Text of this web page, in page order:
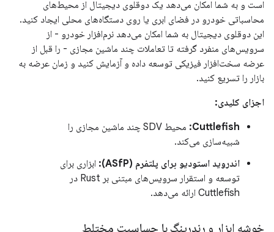
است و به شما امکان می‌دهد یک دوقلوی دیجیتال از محیط‌های
محاسباتی خودرو در فضای ابری یا روی دستگاه‌های محلی ایجاد کنید.
این دوقلوی دیجیتال به شما امکان می‌دهد نرم‌افزار خودرو - از
سرویس‌های منفرد گرفته تا تعاملات چند ماشین مجازی - را قبل از
عرضه سخت‌افزار فیزیکی توسعه داده و آزمایش کنید و زمان عرضه به
بازار را تسریع کنید.
اجزای کلیدی:
Cuttlefish:
محیط SDV چند ماشین مجازی را
شبیه‌سازی می‌کند.
اندروید استودیو برای پلتفرم (ASfP):
ابزاری برای
توسعه و استقرار سرویس‌های مبتنی بر Rust در
Cuttlefish ارائه می‌دهد.
خوشه ابزار و رندرینگ با حساسیت مختلط